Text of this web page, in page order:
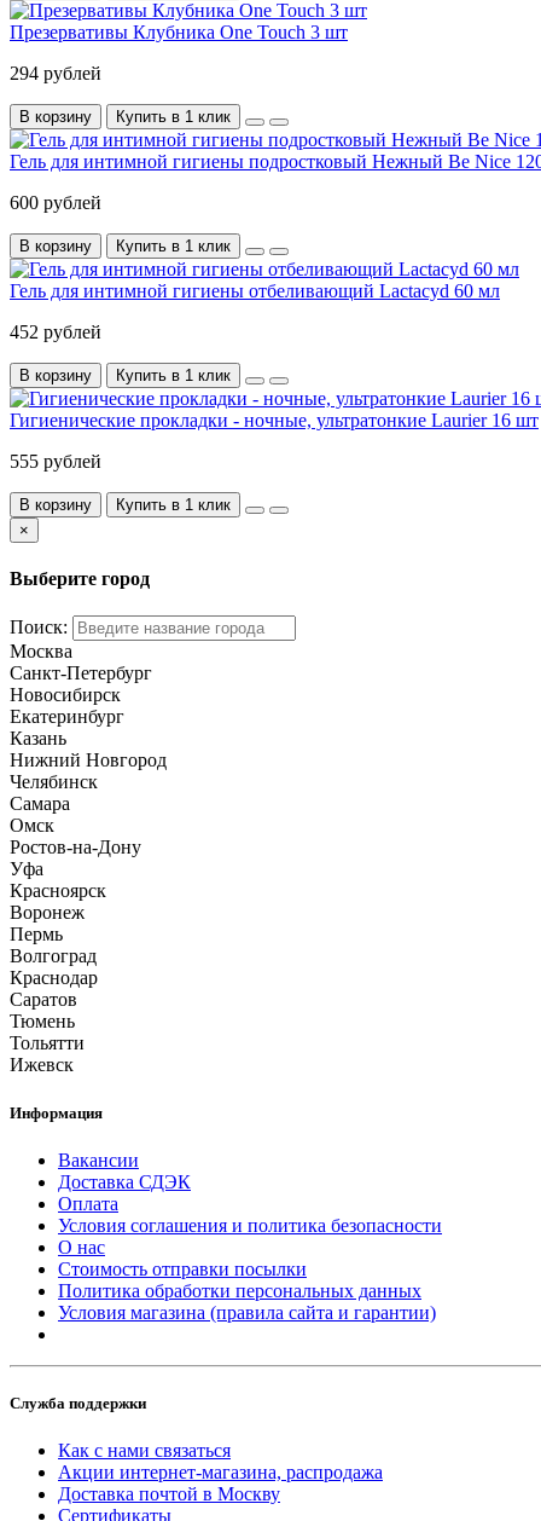
Презервативы Клубника One Touch 3 шт
294 рублей
В корзину Купить в 1 клик
Гель для интимной гигиены подростковый Нежный Be Nice
600 рублей
В корзину Купить в 1 клик
Гель для интимной гигиены отбеливающий Lactacyd 60 мл
452 рублей
В корзину Купить в 1 клик
Гигиенические прокладки - ночные, ультратонкие Laurier 16 шт
555 рублей
В корзину
Купить в 1 клик
×
Выберите город
Поиск:
Москва
Санкт-Петербург
Новосибирск
Екатеринбург
Казань
Нижний Новгород
Челябинск
Самара
Омск
Ростов-на-Дону
Уфа
Красноярск
Воронеж
Пермь
Волгоград
Краснодар
Саратов
Тюмень
Тольятти
Ижевск
Информация
Вакансии
Доставка СДЭК
Оплата
Условия соглашения и политика безопасности
О нас
Стоимость отправки посылки
Политика обработки персональных данных
Условия магазина (правила сайта и гарантии)
Служба поддержки
Как с нами связаться
Акции интернет-магазина, распродажа
Доставка почтой в Москву
Сертификаты